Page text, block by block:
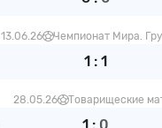
13.06.26 Чемпионат Мира.
1 : 1
28.05.26 Товарищеские
1 : 0